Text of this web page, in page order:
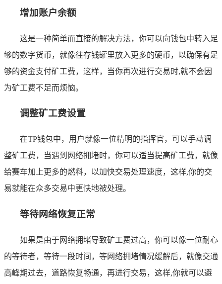
增加账户余额
这是一种简单而直接的解决方法，你可以向钱包中转入足
够的数字货币，就像往存钱罐里放入更多的硬币，以确保有足
够的资金支付矿工费，这样，当你再次进行交易时,就不会因
为矿工费不足而烦恼。
调整矿工费设置
在TP钱包中，用户就像一位精明的指挥官，可以手动调
整矿工费，当遇到网络拥堵时，你可以适当提高矿工费，就像
给赛车加上更多的燃料，以加快交易处理速度，这样,你的交
易就能在众多交易中更快地被处理。
等待网络恢复正常
如果是由于网络拥堵导致矿工费过高，你可以像一位耐心
的等待者，等待一段时间，等网络拥堵情况缓解后，就像交通
高峰期过去，道路恢复畅通，再进行交易，这样,你就可以避